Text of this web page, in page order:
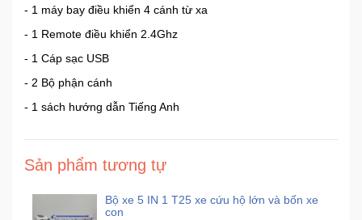
- 1 máy bay điều khiển 4 cánh từ xa
- 1 Remote điều khiển 2.4Ghz
- 1 Cáp sạc USB
- 2 Bộ phận cánh
- 1 sách hướng dẫn Tiếng Anh
Sản phẩm tương tự
Bộ xe 5 IN 1 T25 xe cứu hộ lớn và bốn xe
con